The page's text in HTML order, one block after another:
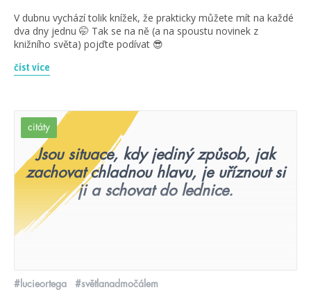
V dubnu vychází tolik knížek, že prakticky můžete mít na každé
dva dny jednu 🤭 Tak se na ně (a na spoustu novinek z
knižního světa) pojďte podívat 😎
číst více
citáty
Jsou situace, kdy jediný způsob, jak
zachovat chladnou hlavu, je uříznout si
ji a schovat do lednice.
#lucieortega #světlanadmočálem